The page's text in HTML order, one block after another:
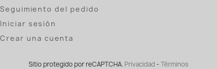
Seguimiento del pedido
Iniciar sesión
Crear una cuenta
Sitio protegido por reCAPTCHA. Privacidad - Términos